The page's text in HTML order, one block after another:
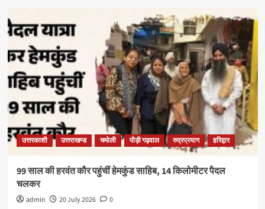
उत्तरकाशी उत्तराखण्ड चमोली पौड़ी गढ़वाल रुद्रप्रयाग हरिद्वार
99 साल की हरवंत कौर पहुंचीं हेमकुंड साहिब, 14 किलोमीटर पैदल
चलकर
admin 20 July 2026 0